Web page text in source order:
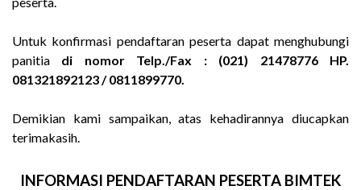
Untuk konfirmasi pendaftaran peserta dapat menghubungi
panitia di nomor Telp./Fax : (021) 21478776 HP.
081321892123 / 0811899770
Demikian kami sampaikan, atas kehadirannya diucapkan
terimakasih.
INFORMASI PENDAFTARAN PESERTA BIMTEK